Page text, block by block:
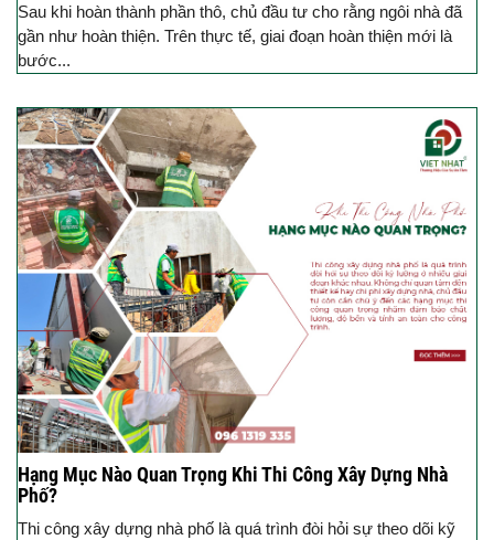
Sau khi hoàn thành phần thô, chủ đầu tư cho rằng ngôi nhà đã
gần như hoàn thiện. Trên thực tế, giai đoạn hoàn thiện mới là
bước...
Hạng Mục Nào Quan Trọng Khi Thi Công Xây Dựng Nhà
Phố?
Thi công xây dựng nhà phố là quá trình đòi hỏi sự theo dõi kỹ